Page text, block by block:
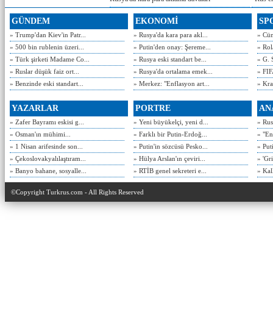
GÜNDEM
» Trump'dan Kiev'in Patr...
» 500 bin rublenin üzeri...
» Türk şirketi Madame Co...
» Ruslar düşük faiz ort...
» Benzinde eski standart...
EKONOMİ
» Rusya'da kara para akl...
» Putin'den onay: Şereme...
» Rusya eski standart be...
» Rusya'da ortalama emek...
» Merkez: "Enflasyon art...
»
»
» G.
»
»
YAZARLAR
» Zafer Bayramı eskisi g...
» Osman'ın mühimi...
» 1 Nisan arifesinde son...
» Çekoslovakyalılaştıram...
» Banyo bahane, sosyalle...
PORTRE
» Yeni büyükelçi, yeni d...
» Farklı bir Putin-Erdoğ...
» Putin'in sözcüsü Pesko...
» Hülya Arslan'ın çeviri...
» RTİB genel sekreteri e...
»
»
»
»
»
©Copyright Turkrus.com - All Rights Reserved